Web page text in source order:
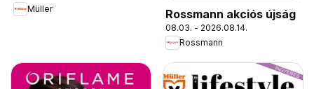
Müller
Rossmann akciós újság
08.03. - 2026.08.14.
Rossmann